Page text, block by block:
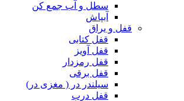
سطل و آب جمع کن
آبپاش
قفل و یراق
قفل کتابی
قفل آویز
قفل رمزدار
قفل برقی
سیلندر در ( مغزی در)
قفل درب